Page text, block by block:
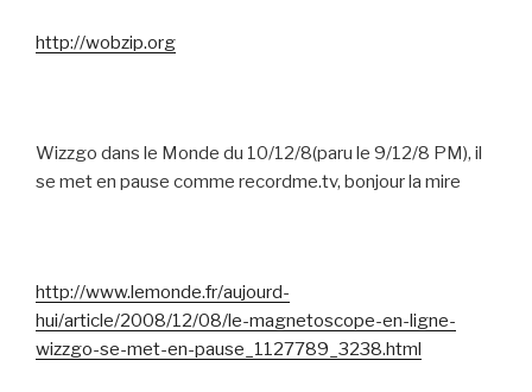
http://wobzip.org
Wizzgo dans le Monde du 10/12/8(paru le 9/12/8 PM), il
se met en pause comme recordme.tv, bonjour la mire
http://www.lemonde.fr/aujourd-
hui/article/2008/12/08/le-magnetoscope-en-ligne-
wizzgo-se-met-en-pause_1127789_3238.html